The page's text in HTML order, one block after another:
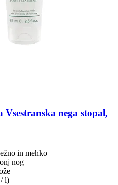
Vsestranska nega stopal,
in mehko
nog
l)